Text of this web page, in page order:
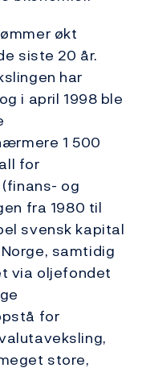
økt
siste 20 år.
har
i april 1998 ble
1 500
for
og
fra 1980 til
svensk kapital
samtidig
via oljefondet
for
store,